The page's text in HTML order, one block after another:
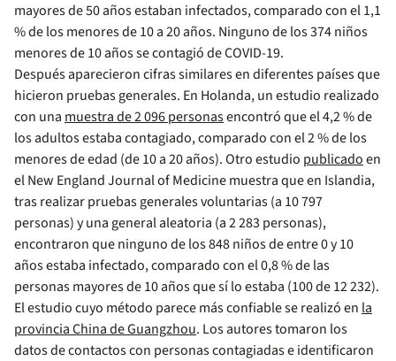
mayores de 50 años estaban infectados, comparado con el 1,1
% de los menores de 10 a 20 años. Ninguno de los 374 niños
menores de 10 años se contagió de COVID-19.
Después aparecieron cifras similares en diferentes países que
hicieron pruebas generales. En Holanda, un estudio realizado
con una muestra de 2 096 personasencontró que el 4,2 % de
los adultos estaba contagiado, comparado con el 2 % de los
menores de edad (de 10 a 20 años). Otro estudio publicadoen
el New England Journal of Medicine muestra que en Islandia,
tras realizar pruebas generales voluntarias (a 10 797
personas) y una general aleatoria (a 2 283 personas),
encontraron que ninguno de los 848 niños de entre 0 y 10
años estaba infectado, comparado con el 0,8 % de las
personas mayores de 10 años que sí lo estaba (100 de 12 232).
El estudio cuyo método parece más confiable se realizó en la
provincia China de Guangzhou. Los autores tomaron los
datos de contactos con personas contagiadas e identificaron